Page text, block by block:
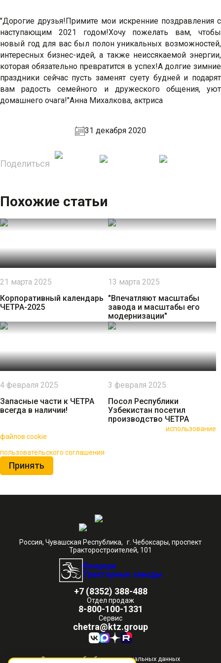
"Дорогие друзья!Примите мои искренние поздравления с
наступающим 2021 годом!Хочу пожелать вам, чтобы
новый год для вас был полон уникальных возможностей,
интересных бизнес-идей, а также неиссякаемой энергии,
которая обязательно превратится в успех!А долгие зимние
праздники сейчас пусть заменят суету будней и подарят
вам радость семейного и дружеского общения, уют
домашнего очага!"Анна Михалкова, актриса
Поделиться
31 декабря 2020
Похожие статьи
21 марта 2025
Корпоративный календарь
ЧЕТРА-2025
13 марта 2025
"Впечатляют масштабы
завода и масштабы его
модернизации"
4 февраля 2025
Запасные части к ЧЕТРА
всегда в наличии!
3 февраля 2025
Посол Республики
Узбекистан посетил
производство ЧЕТРА
использование
файлов cookie
пользовательского соглашения
Принять
Россия, Чувашская Республика, г. Чебоксары, проспект
Тракторостроителей, 101
Концерн
Тракторные заводы
+7 (8352) 388-488
Отдел продаж
8-800-100-1331
Сервис
chetra@ktz.group
Согласие на обработку персональных данных